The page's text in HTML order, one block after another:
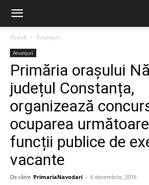
Acasă Anunțuri
Anunțuri
Primăria orașului
județul Constanța,
organizează
ocuparea
funcții publice de
vacante
De către PrimariaNavodari - 6 decembrie, 2016